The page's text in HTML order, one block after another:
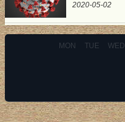
2020-05-02
MON TUE WED